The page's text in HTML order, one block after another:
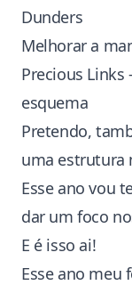
Dunders
Melhorar a
Precious Links
esquema
Pretendo,
uma estrutura
Esse ano vou
dar um foco
E é isso ai!
Esse ano meu